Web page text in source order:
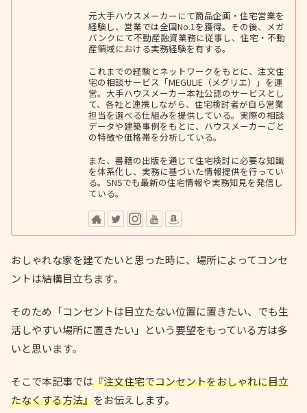
元大手ハウスメーカーにて商品企画・住宅営業を
経験し、営業では全国No.1を獲得。その後、メガ
バンクにて不動産融資業務に従事し、住宅・不動
産領域における実務経験を有する。
これまでの経験とネットワークをもとに、注文住
宅の相談サービス「MEGULIE（メグリエ）」を運
営。大手ハウスメーカー本社公認のサービスとし
て、各社と連携しながら、住宅検討者が自ら営業
担当を選べる仕組みを提供している。実際の相談
データや建築事例をもとに、ハウスメーカーごと
の特徴や価格帯を分析している。
また、書籍の出版を通じて住宅検討に必要な知識
を体系化し、実務に基づいた情報提供を行ってい
る。SNSでも最新の住宅情報や実務知見を発信し
ている。
おしゃれな家を建てたいと思った時に、場所によってコンセ
ントは結構目立ちます。
そのため「コンセントは目立たない位置に置きたい、でも生
活しやすい場所に置きたい」という要望をもっている方は多
いと思います。
そこで本記事では『注文住宅でコンセントをおしゃれに目立
たなくする方法』をお伝えします。